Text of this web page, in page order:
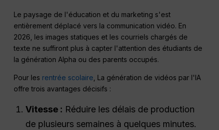
Le paysage de l'éducation et du marketing s'est
entièrement déplacé vers la communication vidéo. En
2026, les images statiques et les courriels chargés de
texte ne suffiront plus à capter l'attention des étudiants de
la génération Alpha ou des parents occupés.
Pour les rentrée scolaire, La génération de vidéos par l'IA
offre trois avantages décisifs :
Vitesse : Réduire les délais de production
de plusieurs semaines à quelques minutes.